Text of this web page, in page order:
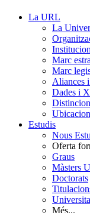
La URL
La
Marc
Marc
Aliances
Dades i
Estudis
Nous
Oferta
Graus
Màsters
Doctorats
Més...